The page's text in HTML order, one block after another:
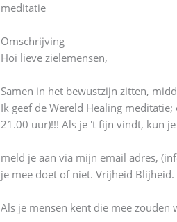
meditatie
Omschrijving
Hoi lieve zielemensen,
Samen in het bewustzijn zitten,
Ik geef de Wereld Healing
21.00 uur)!!! Als je 't fijn vindt, kun
meld je aan via mijn email adres,
je mee doet of niet. Vrijheid
Als je mensen kent die mee